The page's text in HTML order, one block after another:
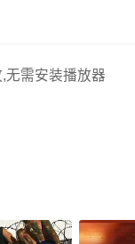
材影片中具有一
不错的亮点，
类电影的观众观
无需安装播放器